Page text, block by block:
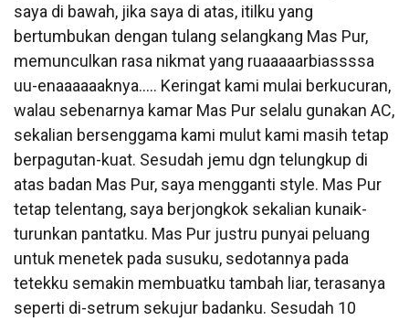
saya di bawah, jika saya di atas, itilku yang
bertumbukan dengan tulang selangkang Mas Pur,
memunculkan rasa nikmat yang ruaaaaarbiassssa
uu-enaaaaaaknya….. Keringat kami mulai berkucuran,
walau sebenarnya kamar Mas Pur selalu gunakan AC,
sekalian bersenggama kami mulut kami masih tetap
berpagutan-kuat. Sesudah jemu dgn telungkup di
atas badan Mas Pur, saya mengganti style. Mas Pur
tetap telentang, saya berjongkok sekalian kunaik-
turunkan pantatku. Mas Pur justru punyai peluang
untuk menetek pada susuku, sedotannya pada
tetekku semakin membuatku tambah liar, terasanya
seperti di-setrum sekujur badanku. Sesudah 10